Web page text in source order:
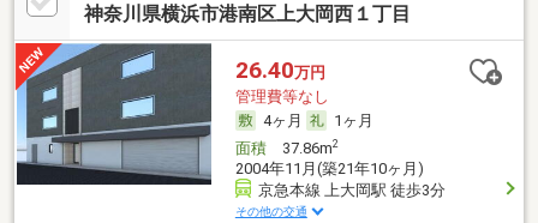
神奈川県横浜市港南区上大岡西１丁目
26.40万円
管理費等なし
4ヶ月
1ヶ月
面積37.86m2
2004年11月(築21年10ヶ月)
京急本線 上大岡駅 徒歩3分
その他の交通